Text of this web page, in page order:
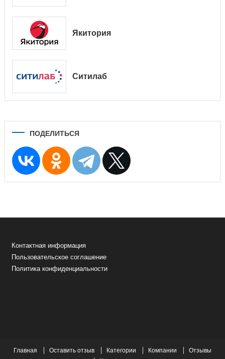
Якитория
Ситилаб
ПОДЕЛИТЬСЯ
Контактная информация
Пользовательское соглашение
Политика конфиденциальности
Главная Оставить отзыв Категории Компании
Отзывы